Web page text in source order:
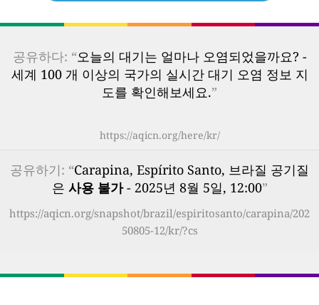
공유하다: “오늘의 대기는 얼마나 오염되었을까요? -
세계 100 개 이상의 국가의 실시간 대기 오염 정보 지
도를 확인해보세요.”
https://aqicn.org/here/kr/
공유하기: “Carapina, Espírito Santo, 브라질 공기질
은 사용 불가- 2025년 8월 5일, 12:00”
https://aqicn.org/snapshot/brazil/espiritosanto/carapina/202
50805-12/kr/?cs